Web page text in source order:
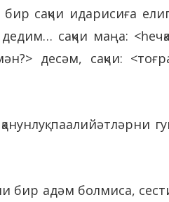
сақчи идарисиға
сақчи маңа:
десәм, сақчи:
паалийәтләрни
бир адәм болмиса,